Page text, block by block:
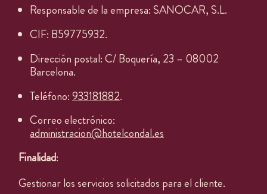
Responsable de la empresa: SANOCAR, S.L.
CIF: B59775932.
Dirección postal: C/ Boquería, 23 – 08002
Barcelona.
Teléfono:933181882.
Correo electrónico:
administracion@hotelcondal.es
Finalidad:
Gestionar los servicios solicitados para el cliente.